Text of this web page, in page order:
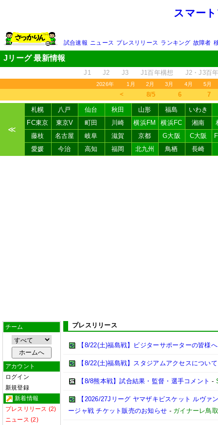
スマー
試合速報 ニュース プレスリリース ランキング 故障者
Jリーグ 最新情報
J1 J2 J3 J1百年構想 J2・J3百
2026年 1月 2月 3月 4月 5月
＜ 8/5 6 7
≪
札幌 八戸 仙台 秋田 山形 福島
いわき
FC東京
東京V 町田 川崎 横浜FM 横浜FC 湘南
藤枝
名古屋 岐阜 滋賀 京都 G大阪 C大阪
愛媛
今治 高知 福岡 北九州 鳥栖 長崎
チーム
アカウント
ログイン
新規登録
新着情報
プレスリリース (2)
ニュース (2)
プレスリリース
【8/22(土)福島戦】ビジターサポーターの皆様へ
【8/22(土)福島戦】スタジアムアクセスについて
【8/8熊本戦】試合結果・監督・選手コメント -
【2026/27Jリーグ ヤマザキビスケット ルヴ
ージャ戦 チケット販売のお知らせ - ガイナーレ鳥取